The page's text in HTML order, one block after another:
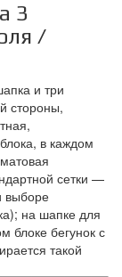
3
/
и три
стороны,
в каждом
сетки —
выборе
на шапке для
блоке бегунок с
такой